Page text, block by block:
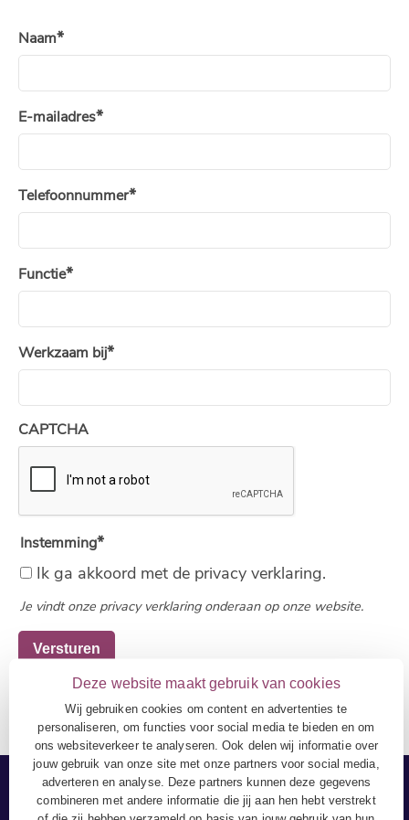
Deze website maakt gebruik van cookies
Wij gebruiken cookies om content en advertenties te
personaliseren, om functies voor social media te bieden en om
ons websiteverkeer te analyseren. Ook delen wij informatie over
jouw gebruik van onze site met onze partners voor social media,
adverteren en analyse. Deze partners kunnen deze gegevens
combineren met andere informatie die jij aan hen hebt verstrekt
Naam
E-mailadres
Telefoonnummer
Functie
Werkzaam bij
CAPTCHA
Instemming
Ik ga akkoord met de privacy verklaring.
Je vindt onze privacy verklaring onderaan op onze website.